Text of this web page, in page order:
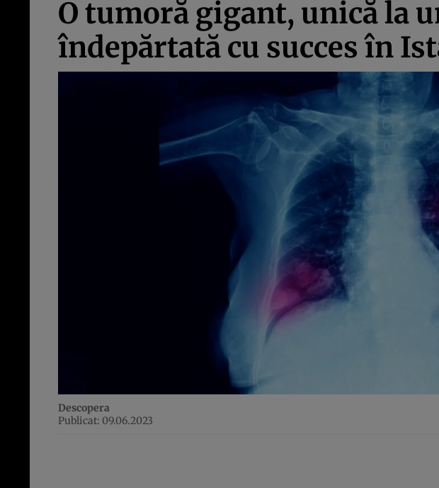
O tumoră gigant, unică la
îndepărtată cu succes în
Descopera
Publicat: 09.06.2023